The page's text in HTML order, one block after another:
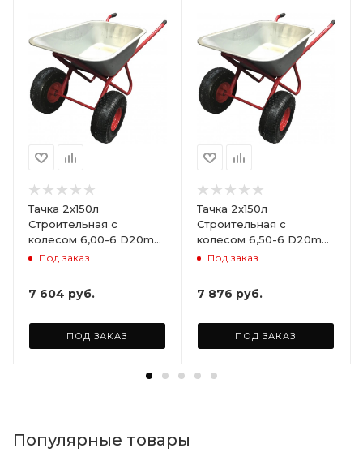
Тачка 2х150л
Строительная с
колесом 6,00-6 D20mm
не сим.ступица (Red
Под заказ
7 604 руб.
ПОД ЗАКАЗ
Тачка 2х150л
Строительная с
колесом 6,50-6 D20mm
не сим.ступица (Red
Под заказ
7 876 руб.
ПОД ЗАКАЗ
Популярные товары